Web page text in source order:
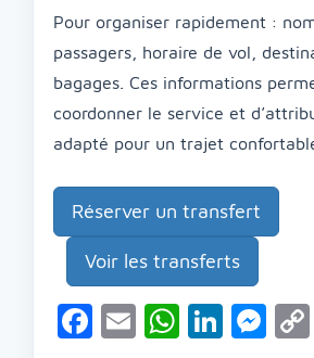
Pour organiser rapidement :
passagers, horaire de vol,
bagages. Ces informations
coordonner le service et
adapté pour un trajet
Réserver un transfert
Voir les transferts
Facebook
Email